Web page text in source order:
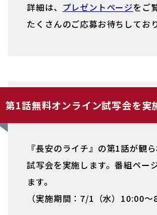
詳細は、 プレゼントページをご
たくさんのご応募お待ちしてお
第1話無料オンライン試写会を実
『長安のライチ』の第1話が観
試写会を実施します。番組ペー
ます。
（実施期間：7/1（水）10:00～